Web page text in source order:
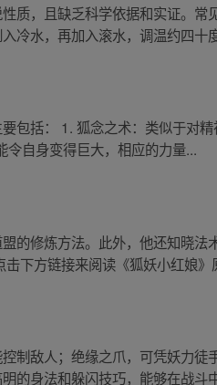
质，且缺乏科学依据和实证。
冷水，再加入滚水，调温约四十
包括： 1. 狐念之术：类似于对
自身变得巨大，相应的力量...
的修炼方法。此外，他还知晓
下方链接来阅读《狐妖小红娘》
制敌人；绝缘之爪，可凭妖力
的身法和躲闪技巧，能够在战斗